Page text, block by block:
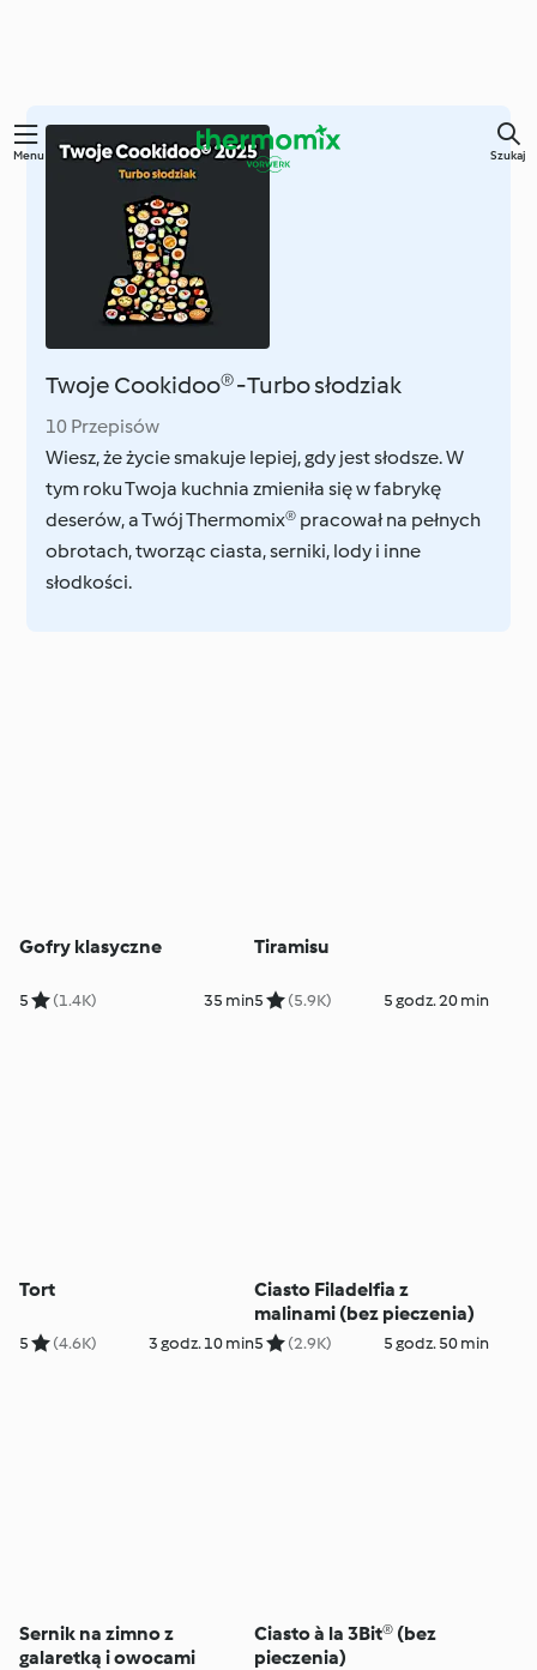
Przejdź
Menu Szukaj
Twoje Cookidoo® - Turbo słodziak
10 Przepisów
Wiesz, że życie smakuje lepiej, gdy jest słodsze. W
tym roku Twoja kuchnia zmieniła się w fabrykę
deserów, a Twój Thermomix® pracował na pełnych
obrotach, tworząc ciasta, serniki, lody i inne
słodkości.
Gofry klasyczne
5 (1.4K) 35 min
Tiramisu
5 (5.9K) 5 godz. 20 min
Tort
5 (4.6K) 3 godz. 10 min
Ciasto Filadelfia z
malinami (bez pieczenia)
5 (2.9K) 5 godz. 50 min
Sernik na zimno z
galaretką i owocami
Ciasto à la 3Bit® (bez
pieczenia)